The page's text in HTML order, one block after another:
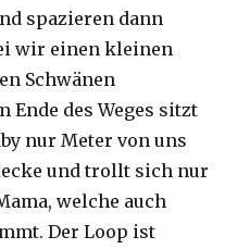
spazieren dann
wir einen kleinen
Schwänen
Ende des Weges sitzt
nur Meter von uns
und trollt sich nur
welche auch
Der Loop ist